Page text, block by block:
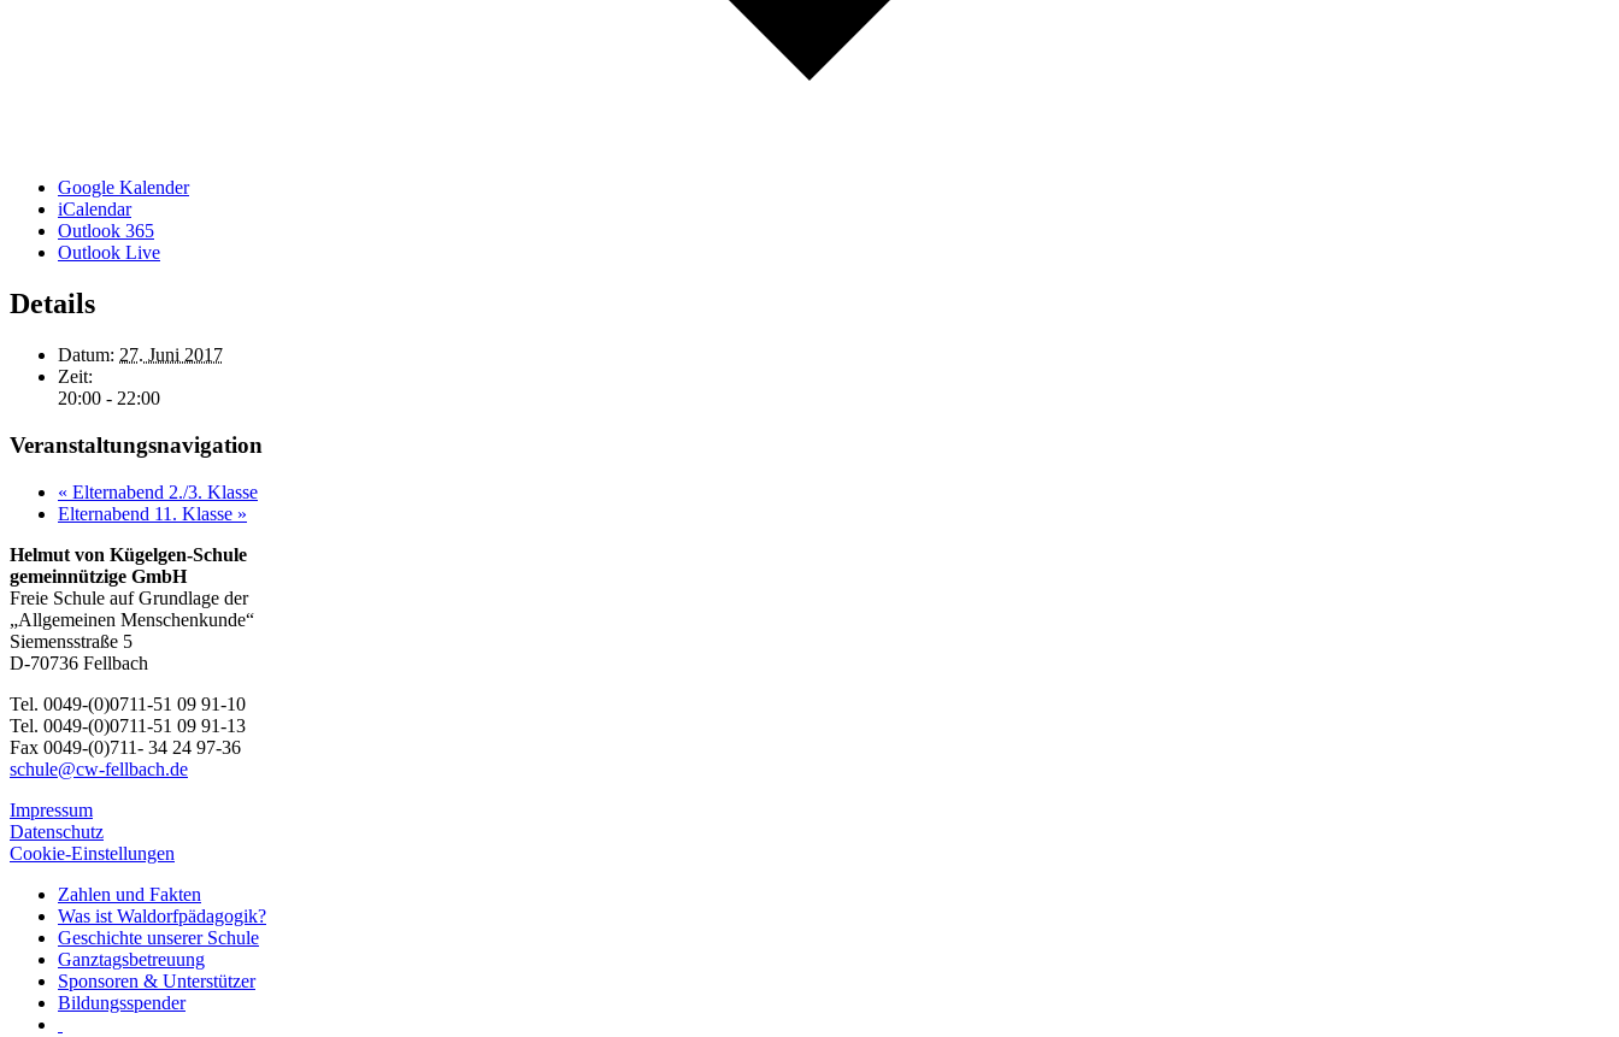
Google Kalender
iCalendar
Outlook 365
Outlook Live
Details
Datum: 27. Juni 2017
Zeit:
20:00 - 22:00
Veranstaltungsnavigation
« Elternabend 2./3. Klasse
Elternabend 11. Klasse »
Helmut von Kügelgen-Schule
gemeinnützige GmbH
Freie Schule auf Grundlage der
„Allgemeinen Menschenkunde“
Siemensstraße 5
D-70736 Fellbach
Tel. 0049-(0)0711-51 09 91-10
Tel. 0049-(0)0711-51 09 91-13
Fax 0049-(0)711- 34 24 97-36
schule@cw-fellbach.de
Impressum
Datenschutz
Cookie-Einstellungen
Zahlen und Fakten
Was ist Waldorfpädagogik?
Geschichte unserer Schule
Ganztagsbetreuung
Sponsoren & Unterstützer
Bildungsspender